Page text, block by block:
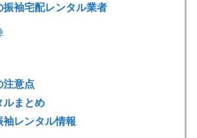
袖宅配レンタル業者
注意点
ルまとめ
レンタル情報